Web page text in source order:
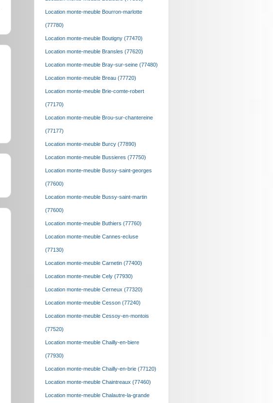
Location monte-meuble Bourron-marlotte
(77780)
Location monte-meuble Boutigny (77470)
Location monte-meuble Bransles (77620)
Location monte-meuble Bray-sur-seine (77480)
Location monte-meuble Breau (77720)
Location monte-meuble Brie-comte-robert
(77170)
Location monte-meuble Brou-sur-chantereine
(77177)
Location monte-meuble Burcy (77890)
Location monte-meuble Bussieres (77750)
Location monte-meuble Bussy-saint-georges
(77600)
Location monte-meuble Bussy-saint-martin
(77600)
Location monte-meuble Buthiers (77760)
Location monte-meuble Cannes-ecluse
(77130)
Location monte-meuble Carnetin (77400)
Location monte-meuble Cely (77930)
Location monte-meuble Cerneux (77320)
Location monte-meuble Cesson (77240)
Location monte-meuble Cessoy-en-montois
(77520)
Location monte-meuble Chailly-en-biere
(77930)
Location monte-meuble Chailly-en-brie (77120)
Location monte-meuble Chaintreaux (77460)
Location monte-meuble Chalautre-la-grande